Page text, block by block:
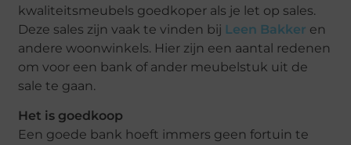
kwaliteitsmeubels goedkoper als je let op sales.
Deze sales zijn vaak te vinden bij Leen Bakker en
andere woonwinkels. Hier zijn een aantal redenen
om voor een bank of ander meubelstuk uit de
sale te gaan.
Het is goedkoop
Een goede bank hoeft immers geen fortuin te